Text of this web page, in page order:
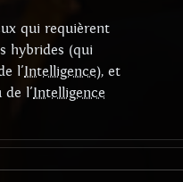
qui requièrent
hybrides (qui
l'Intelligence), et
de l'Intelligence